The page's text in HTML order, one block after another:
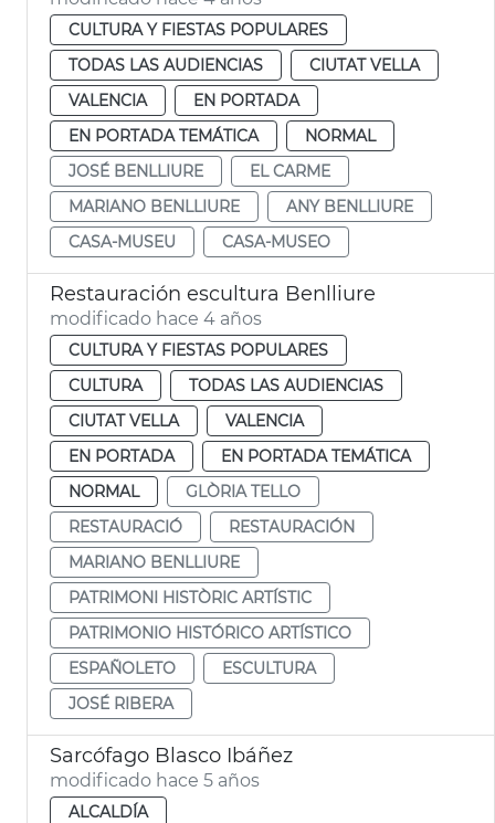
CULTURA Y FIESTAS POPULARES
TODAS LAS AUDIENCIAS
CIUTAT VELLA
VALENCIA
EN PORTADA
EN PORTADA TEMÁTICA
NORMAL
JOSÉ BENLLIURE
EL CARME
MARIANO BENLLIURE
ANY BENLLIURE
CASA-MUSEU
CASA-MUSEO
Restauración escultura Benlliure
modificado hace 4 años
CULTURA Y FIESTAS POPULARES
CULTURA
TODAS LAS AUDIENCIAS
CIUTAT VELLA
VALENCIA
EN PORTADA
EN PORTADA TEMÁTICA
NORMAL
GLÒRIA TELLO
RESTAURACIÓ
RESTAURACIÓN
MARIANO BENLLIURE
PATRIMONI HISTÒRIC ARTÍSTIC
PATRIMONIO HISTÓRICO ARTÍSTICO
ESPAÑOLETO
ESCULTURA
JOSÉ RIBERA
Sarcófago Blasco Ibáñez
modificado hace 5 años
ALCALDÍA